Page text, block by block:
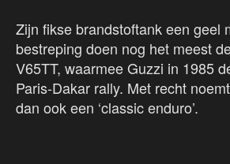
Zijn fikse brandstoftank een geel
bestreping doen nog het meest
V65TT, waarmee Guzzi in 1985
Paris-Dakar rally. Met recht
dan ook een ‘classic enduro’.